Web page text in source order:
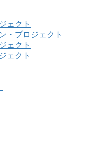
ェクト
・プロジェクト
ェクト
ェクト